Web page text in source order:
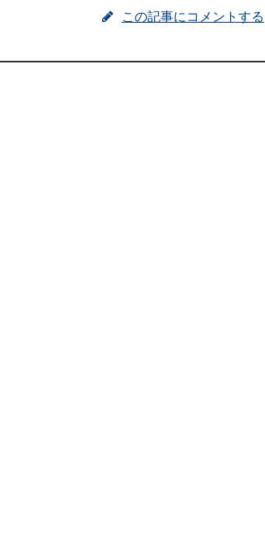
この記事にコメントする